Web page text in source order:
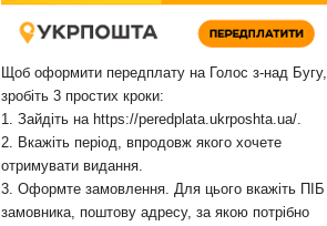
Щоб оформити передплату на Голос з-над Бугу,
зробіть 3 простих кроки:
1. Зайдіть на https://peredplata.ukrposhta.ua/.
2. Вкажіть період, впродовж якого хочете
отримувати видання.
3. Оформте замовлення. Для цього вкажіть ПІБ
замовника, поштову адресу, за якою потрібно